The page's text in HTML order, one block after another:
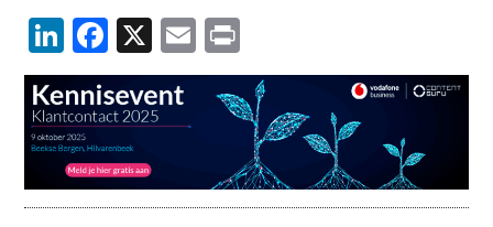
LinkedIn
Facebook
X Email